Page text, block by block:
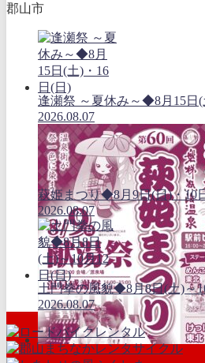
郡山市
逢瀬祭 ～夏休み～◆8月15日(
2026.08.07
萩姫まつり◆8月9日(日)・10
2026.08.07
土門拳の風貌◆8月8日(土)～
2026.08.07